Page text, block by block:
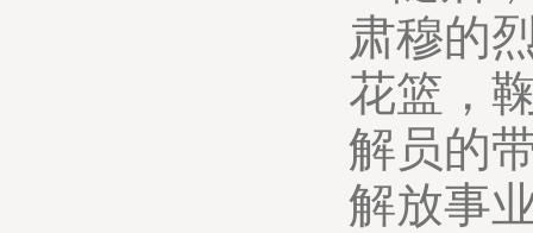
肃穆的
花篮，
解员的
解放事